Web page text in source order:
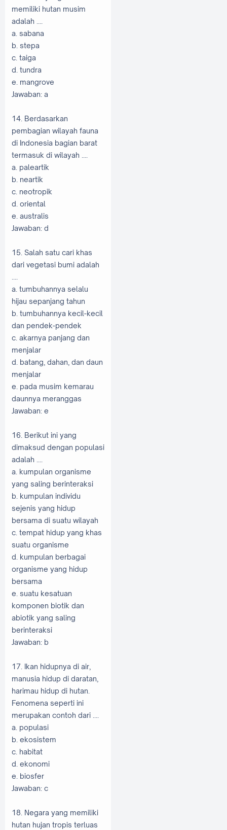
memiliki hutan musim
adalah ....
a. sabana
b. stepa
c. taiga
d. tundra
e. mangrove
Jawaban: a
14. Berdasarkan
pembagian wilayah fauna
di Indonesia bagian barat
termasuk di wilayah ....
a. paleartik
b. neartik
c. neotropik
d. oriental
e. australis
Jawaban: d
15. Salah satu cari khas
dari vegetasi bumi adalah
a. tumbuhannya selalu
hijau sepanjang tahun
b. tumbuhannya kecil-kecil
dan pendek-pendek
c. akarnya panjang dan
menjalar
d. batang, dahan, dan daun
menjalar
e. pada musim kemarau
daunnya meranggas
Jawaban: e
16. Berikut ini yang
dimaksud dengan populasi
adalah ....
a. kumpulan organisme
yang saling berinteraksi
b. kumpulan individu
sejenis yang hidup
bersama di suatu wilayah
c. tempat hidup yang khas
suatu organisme
d. kumpulan berbagai
organisme yang hidup
bersama
e. suatu kesatuan
komponen biotik dan
abiotik yang saling
berinteraksi
Jawaban: b
17. Ikan hidupnya di air,
manusia hidup di daratan,
harimau hidup di hutan.
Fenomena seperti ini
merupakan contoh dari ....
a. populasi
b. ekosistem
c. habitat
d. ekonomi
e. biosfer
Jawaban: c
18. Negara yang memiliki
hutan hujan tropis terluas